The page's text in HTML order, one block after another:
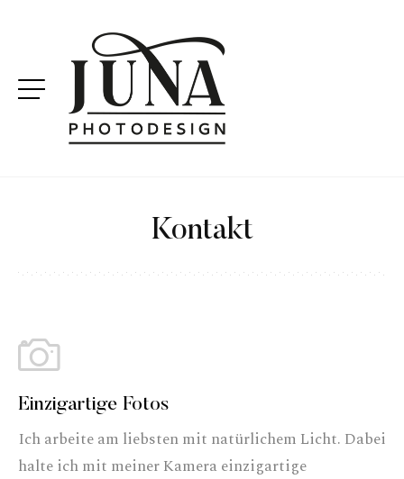
Kontakt
Einzigartige Fotos
Ich arbeite am liebsten mit natürlichem Licht. Dabei
halte ich mit meiner Kamera einzigartige